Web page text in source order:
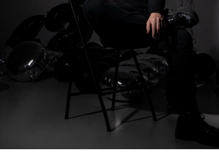
mercado e gestão de risco para o agronegócio brasileiro,
conectando produtores, indústrias e o mercado
financeiro por meio de análises, consultoria e operações
em commodities agrícolas.